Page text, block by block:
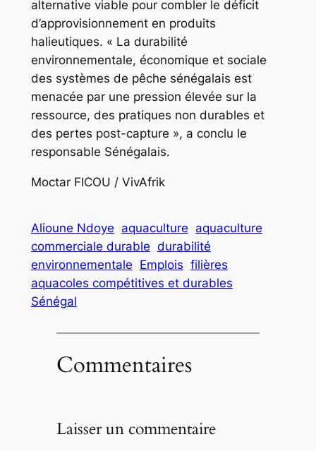
alternative viable pour combler le déficit
d’approvisionnement en produits
halieutiques. « La durabilité
environnementale, économique et sociale
des systèmes de pêche sénégalais est
menacée par une pression élevée sur la
ressource, des pratiques non durables et
des pertes post-capture », a conclu le
responsable Sénégalais.
Moctar FICOU / VivAfrik
Alioune Ndoye aquaculture aquaculture
commerciale durable durabilité
environnementale Emplois filières
aquacoles compétitives et durables
Sénégal
Commentaires
Laisser un commentaire